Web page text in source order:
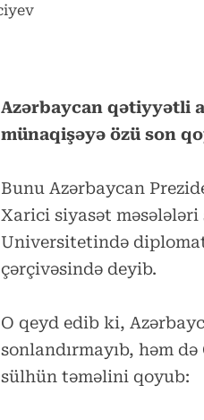
Azərbaycan qətiyyətli
münaqişəyə özü son
Bunu Azərbaycan
Xarici siyasət
Universitetində
çərçivəsində deyib.
O qeyd edib ki,
sonlandırmayıb, həm
sülhün təməlini qoyub: